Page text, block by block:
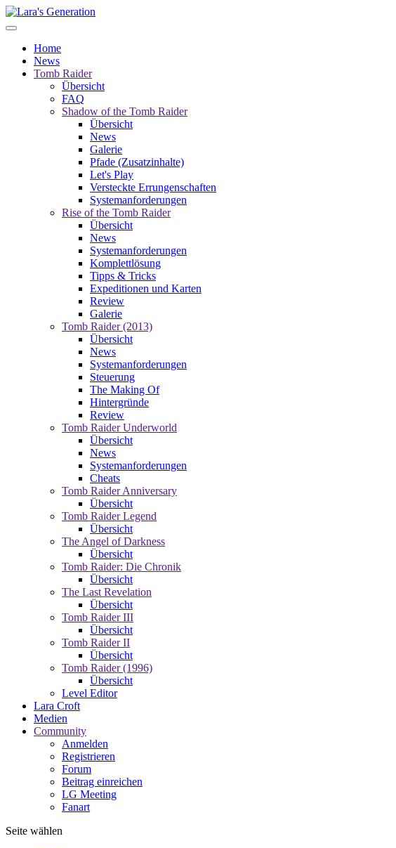
Home
News
Tomb Raider
Übersicht
FAQ
Shadow of the Tomb Raider
Übersicht
News
Galerie
Pfade (Zusatzinhalte)
Let's Play
Versteckte Errungenschaften
Systemanforderungen
Rise of the Tomb Raider
Übersicht
News
Systemanforderungen
Komplettlösung
Tipps & Tricks
Expeditionen und Karten
Review
Galerie
Tomb Raider (2013)
Übersicht
News
Systemanforderungen
Steuerung
The Making Of
Hintergründe
Review
Tomb Raider Underworld
Übersicht
News
Systemanforderungen
Cheats
Tomb Raider Anniversary
Übersicht
Tomb Raider Legend
Übersicht
The Angel of Darkness
Übersicht
Tomb Raider: Die Chronik
Übersicht
The Last Revelation
Übersicht
Tomb Raider III
Übersicht
Tomb Raider II
Übersicht
Tomb Raider (1996)
Übersicht
Level Editor
Lara Croft
Medien
Community
Anmelden
Registrieren
Forum
Beitrag einreichen
LG Meeting
Fanart
Seite wählen